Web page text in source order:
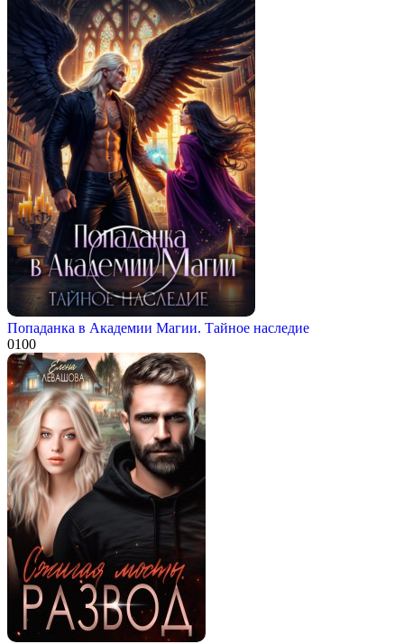
Попаданка в Академии Магии. Тайное наследие
0100